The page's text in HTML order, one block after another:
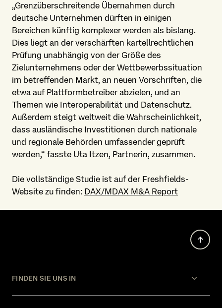
„Grenzüberschreitende Übernahmen durch
deutsche Unternehmen dürften in einigen
Bereichen künftig komplexer werden als bislang.
Dies liegt an der verschärften kartellrechtlichen
Prüfung unabhängig von der Größe des
Zielunternehmens oder der Wettbewerbssituation
im betreffenden Markt, an neuen Vorschriften, die
etwa auf Plattformbetreiber abzielen, und an
Themen wie Interoperabilität und Datenschutz.
Außerdem steigt weltweit die Wahrscheinlichkeit,
dass ausländische Investitionen durch nationale
und regionale Behörden umfassender geprüft
werden,“ fasste Uta Itzen, Partnerin, zusammen.
Die vollständige Studie ist auf der Freshfields-
Website zu finden: DAX/MDAX M&A Report
FINDEN SIE UNS IN